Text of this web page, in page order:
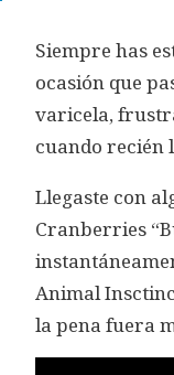
Siempre has
ocasión que
varicela,
cuando recién
Llegaste con
Cranberries
Animal
la pena fuera